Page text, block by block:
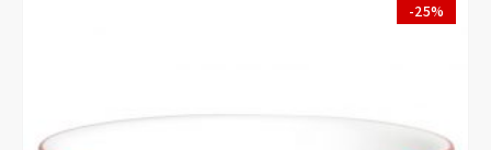
-25%